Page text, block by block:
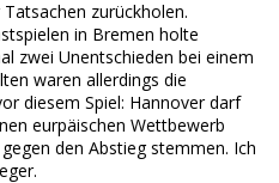
zurückholen.
in Bremen holte
zwei Unentschieden bei einem
waren allerdings die
diesem Spiel: Hannover darf
eurpäischen Wettbewerb
den Abstieg stemmen. Ich